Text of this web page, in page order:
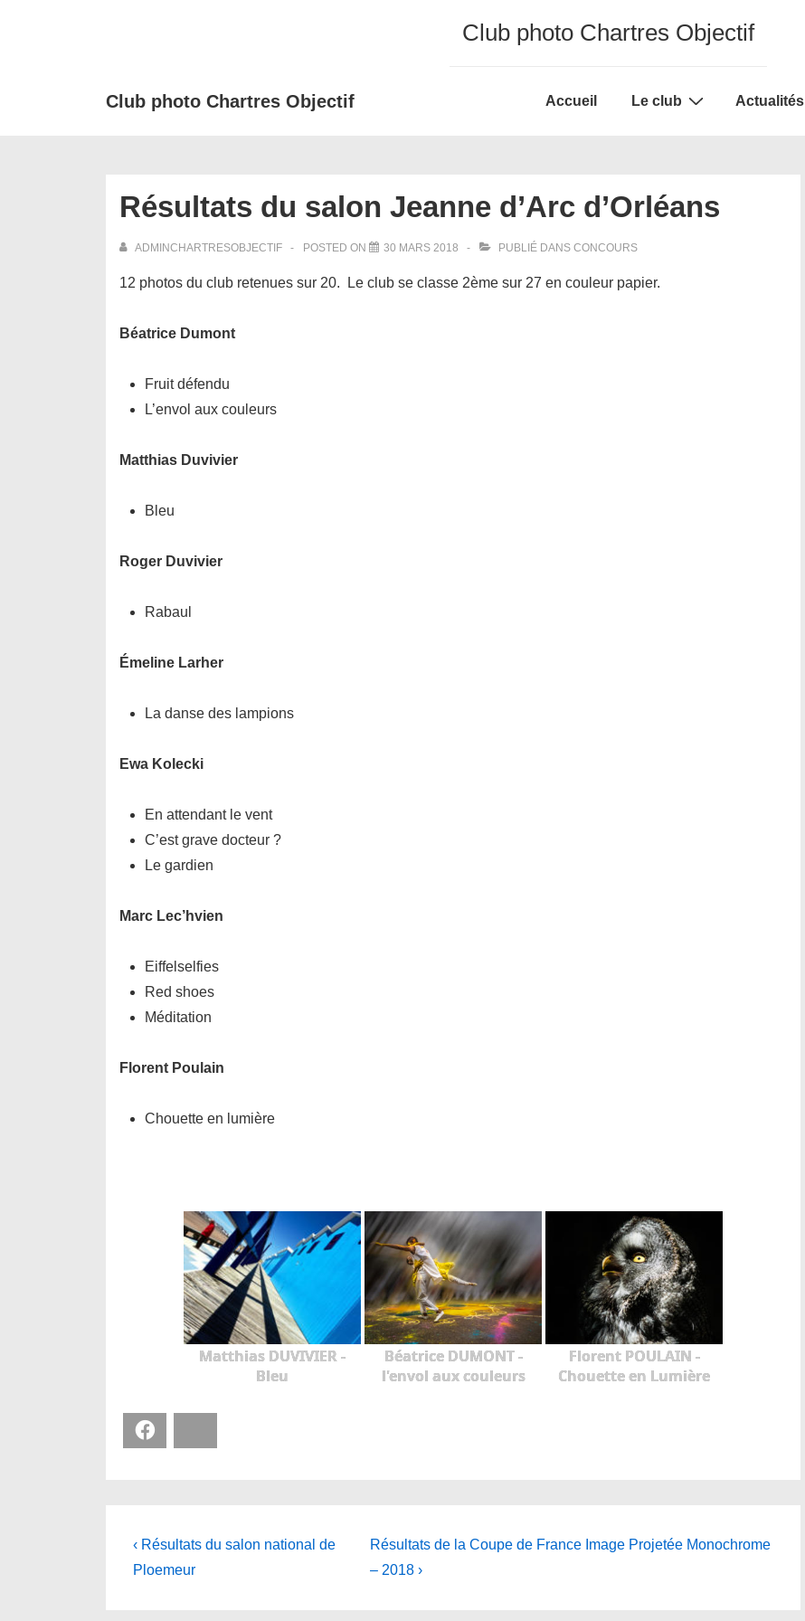
Club photo Chartres Objectif
Club photo Chartres Objectif
Main
Accueil Le club Actualités
Résultats du salon Jeanne d’Arc d’Orléans
ADMINCHARTRESOBJECTIF POSTED ON 30 MARS 2018 PUBLIÉ DANS CONCOURS
12 photos du club retenues sur 20. Le club se classe 2ème sur 27 en couleur papier.
Béatrice Dumont
Fruit défendu
L’envol aux couleurs
Matthias Duvivier
Bleu
Roger Duvivier
Rabaul
Émeline Larher
La danse des lampions
Ewa Kolecki
En attendant le vent
C’est grave docteur ?
Le gardien
Marc Lec’hvien
Eiffelselfies
Red shoes
Méditation
Florent Poulain
Chouette en lumière
Matthias DUVIVIER -
Bleu
Béatrice DUMONT -
l'envol aux couleurs
Florent POULAIN -
Chouette en Lumière
Navigation
de
Previous
Post
‹ Résultats du salon national de
Ploemeur
Next
Post
Résultats de la Coupe de France Image Projetée Monochrome
– 2018 ›